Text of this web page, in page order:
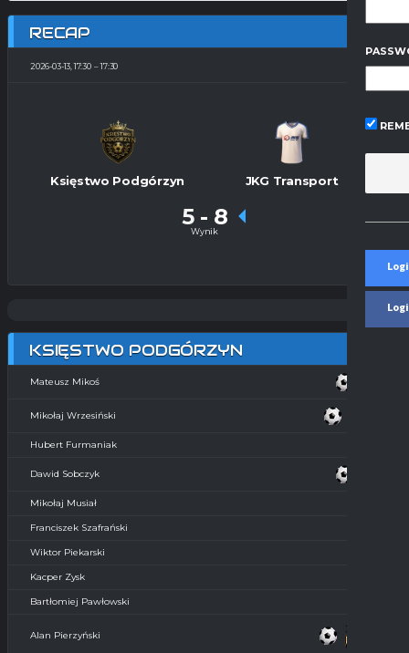
RECAP
2026-03-13, 17:30 17:30
Księstwo Podgórzyn JKG Transport
5 - 8
Wynik
KSIĘSTWO PODGÓRZYN
Mateusz Mikoś
Mikołaj Wrzesiński
Hubert Furmaniak
Dawid Sobczyk
Mikołaj Musiał
Franciszek Szafrański
Wiktor Piekarski
Kacper Zysk
Bartłomiej Pawłowski
Alan Pierzyński